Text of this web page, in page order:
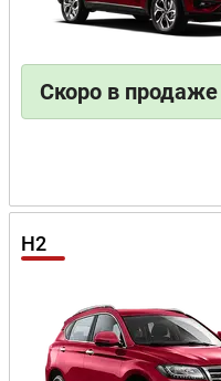
Скоро в продаже
H2